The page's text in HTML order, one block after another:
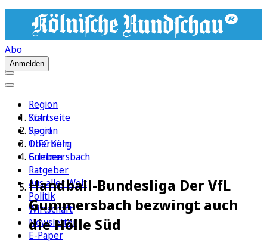
Abo
Anmelden
Region
Köln
Sport
1. FC Köln
Erleben
Ratgeber
Aus aller Welt
Politik
Wirtschaft
Newsletter
E-Paper
Startseite
Region
Oberberg
Gummersbach
Handball-Bundesliga Der VfL
Gummersbach bezwingt auch
die Hölle Süd